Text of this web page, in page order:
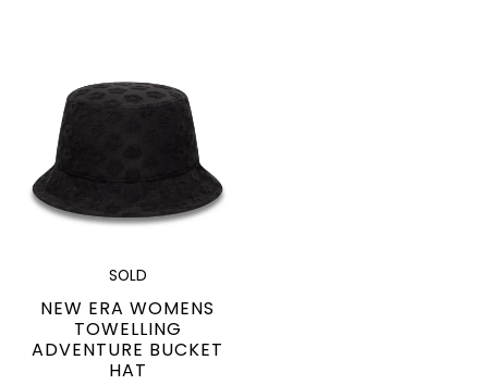
SOLD
NEW ERA WOMENS
TOWELLING
ADVENTURE BUCKET
HAT